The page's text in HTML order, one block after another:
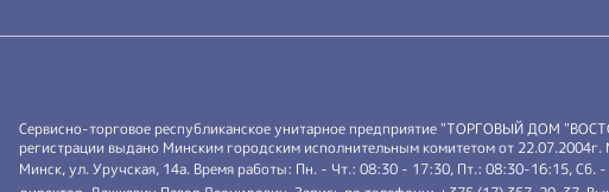
Сервисно-торговое республиканское унитарное предприятие "ТОРГОВЫЙ ДОМ
регистрации выдано Минским городским исполнительным комитетом от
Минск, ул. Уручская, 14а. Время работы: Пн. - Чт.: 08:30 - 17:30, Пт.: 08:30-16:15,